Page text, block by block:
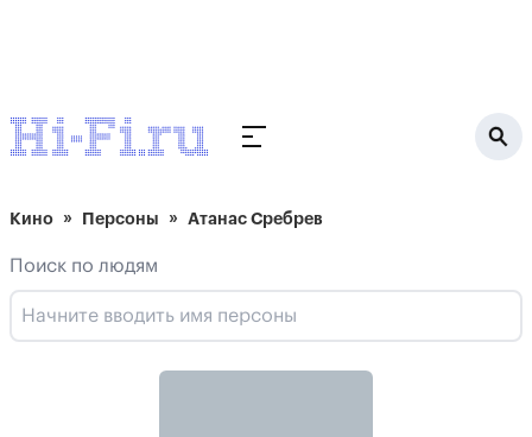
Кино Персоны Атанас Сребрев
Поиск по людям